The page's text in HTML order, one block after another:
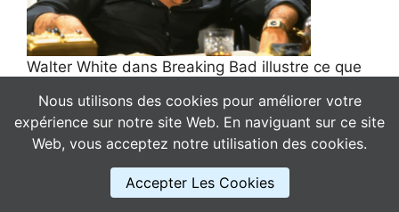
Walter White dans Breaking Bad illustre ce que
sombre — les aspects du 8 : la puissance sans
la sagesse, l’armure sans la générosité. Jamie
Lannister dans Game of Thrones
portraits les plus nuancés du type 8 dans la
fiction contemporaine : la force comme identité
Nous utilisons des cookies pour améliorer votre
expérience sur notre site Web. En naviguant sur ce site
Web, vous acceptez notre utilisation des cookies.
Accepter Les Cookies